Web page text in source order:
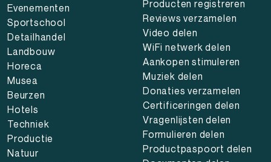
Evenementen
Sportschool
Detailhandel
Landbouw
Horeca
Musea
Beurzen
Hotels
Techniek
Productie
Natuur
Producten registreren
Reviews verzamelen
Video delen
WiFi netwerk delen
Aankopen stimuleren
Muziek delen
Donaties verzamelen
Certificeringen delen
Vragenlijsten delen
Formulieren delen
Productpaspoort delen